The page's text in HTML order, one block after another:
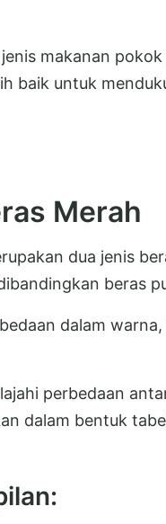
makanan
baik untuk
Merah
dua jenis
beras
dalam
perbedaan
dalam bentuk